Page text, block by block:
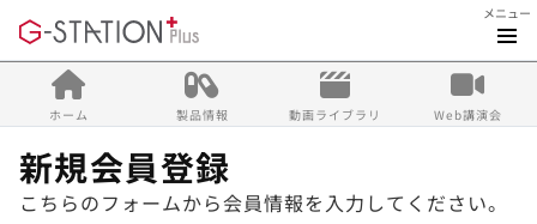
メニュー
ホーム 製品情報 動画ライブラリ Web講演会
新規会員登録
こちらのフォームから会員情報を入力してください。